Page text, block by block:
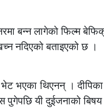
बन्न लागेको फिल्म
नदिएको बताइएको छ ।
भेट भएका थिएनन् ।
पुगेपछि यी दुईजनाको बिषय